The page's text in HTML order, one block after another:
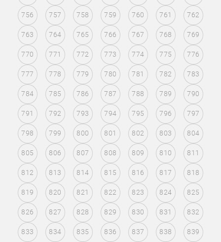
756 757 758 759 760 761 762
763 764 765 766 767 768 769
770 771 772 773 774 775 776
777 778 779 780 781 782 783
784 785 786 787 788 789 790
791 792 793 794 795 796 797
798 799 800 801 802 803 804
805 806 807 808 809 810 811
812 813 814 815 816 817 818
819 820 821 822 823 824 825
826 827 828 829 830 831 832
833 834 835 836 837 838 839